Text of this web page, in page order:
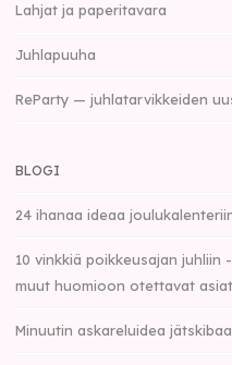
Lahjat ja paperitavara
Juhlapuuha
ReParty — juhlatarvikkeiden
BLOGI
24 ihanaa ideaa
10 vinkkiä poikkeusajan
muut huomioon otettavat asiat
Minuutin askareluidea